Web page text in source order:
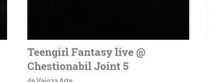
Teengirl Fantasy live @
Chestionabil Joint 5